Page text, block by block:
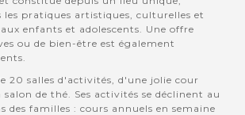
les pratiques artistiques, culturelles et
enfants et adolescents. Une offre
ou de bien-être est également
20 salles d'activités, d'une jolie cour
de thé. Ses activités se déclinent au
des familles : cours annuels en semaine